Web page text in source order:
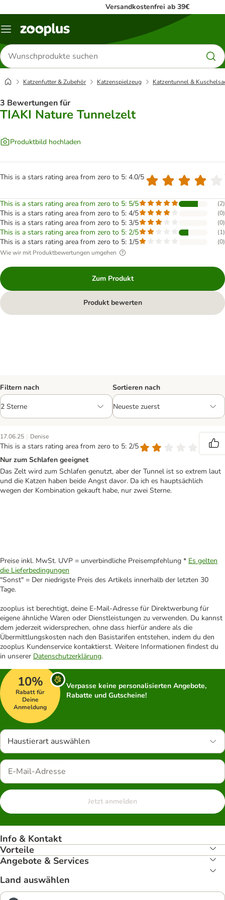
Versandkostenfrei ab 39€
Menü
Produkte
suchen
Katzenfutter & Zubehör Katzenspielzeug Katzentunnel &
3 Bewertungen für
TIAKI Nature Tunnelzelt
Produktbild hochladen
This is a stars rating area from zero to 5: 4.0/5
This is a stars rating area from zero to 5: 5/5 (2)
This is a stars rating area from zero to 5: 4/5 (0)
This is a stars rating area from zero to 5: 3/5 (0)
This is a stars rating area from zero to 5: 2/5 (1)
This is a stars rating area from zero to 5: 1/5 (0)
Wie wir mit Produktbewertungen umgehen
Zum Produkt
Produkt bewerten
Filtern nach Sortieren nach
17.06.25 | Denise
This is a stars rating area from zero to 5: 2/5
Nur zum Schlafen geeignet
Das Zelt wird zum Schlafen genutzt, aber der Tunnel ist so extrem laut
und die Katzen haben beide Angst davor. Da ich es hauptsächlich
wegen der Kombination gekauft habe, nur zwei Sterne.
Preise inkl. MwSt. UVP = unverbindliche Preisempfehlung * Es gelten
die Lieferbedingungen
"Sonst" = Der niedrigste Preis des Artikels innerhalb der letzten 30
Tage.
zooplus ist berechtigt, deine E-Mail-Adresse für Direktwerbung für
eigene ähnliche Waren oder Dienstleistungen zu verwenden. Du kannst
dem jederzeit widersprechen, ohne dass hierfür andere als die
Übermittlungskosten nach den Basistarifen entstehen, indem du den
zooplus Kundenservice kontaktierst. Weitere Informationen findest du
in unserer Datenschutzerklärung.
10%
Rabatt für
Deine
Anmeldung
Verpasse keine personalisierten Angebote,
Rabatte und Gutscheine!
Haustierart auswählen
Jetzt anmelden
Info & Kontakt
Vorteile
Angebote & Services
Land auswählen